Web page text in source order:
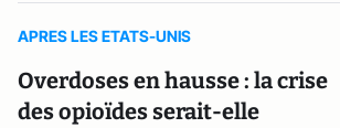
APRES LES ETATS-UNIS
Overdoses en hausse : la crise
des opioïdes serait-elle